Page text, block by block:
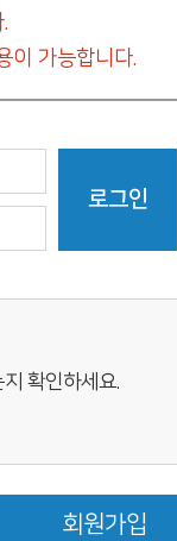
이 가능합니다.
확인하세요.
회원가입